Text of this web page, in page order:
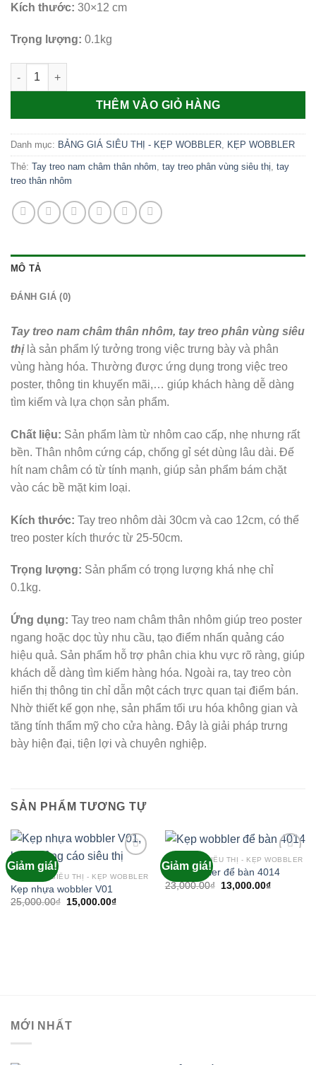
Kích thước: 30×12 cm
Trọng lượng: 0.1kg
Tay treo nam châm thân nhôm, tay treo phân vùng siêu thị số
THÊM VÀO GIỎ HÀNG
Danh mục: BẢNG GIÁ SIÊU THỊ - KẸP WOBBLER, KẸP WOBBLER
Thẻ: Tay treo nam châm thân nhôm, tay treo phân vùng siêu thị, tay
treo thân nhôm
MÔ TẢ
ĐÁNH GIÁ (0)
Tay treo nam châm thân nhôm, tay treo phân vùng siêu
thịlà sản phẩm lý tưởng trong việc trưng bày và phân
vùng hàng hóa. Thường được ứng dụng trong việc treo
poster, thông tin khuyến mãi,… giúp khách hàng dễ dàng
tìm kiếm và lựa chọn sản phẩm.
Chất liệu: Sản phẩm làm từ nhôm cao cấp, nhẹ nhưng rất
bền. Thân nhôm cứng cáp, chống gỉ sét dùng lâu dài. Đế
hít nam châm có từ tính mạnh, giúp sản phẩm bám chặt
vào các bề mặt kim loại.
Kích thước: Tay treo nhôm dài 30cm và cao 12cm, có thể
treo poster kích thước từ 25-50cm.
Trọng lượng: Sản phẩm có trọng lượng khá nhẹ chỉ
0.1kg.
Ứng dụng: Tay treo nam châm thân nhôm giúp treo poster
ngang hoặc dọc tùy nhu cầu, tạo điểm nhấn quảng cáo
hiệu quả. Sản phẩm hỗ trợ phân chia khu vực rõ ràng, giúp
khách dễ dàng tìm kiếm hàng hóa. Ngoài ra, tay treo còn
hiển thị thông tin chỉ dẫn một cách trực quan tại điểm bán.
Nhờ thiết kế gọn nhẹ, sản phẩm tối ưu hóa không gian và
tăng tính thẩm mỹ cho cửa hàng. Đây là giải pháp trưng
bày hiện đại, tiện lợi và chuyên nghiệp.
SẢN PHẨM TƯƠNG TỰ
Giảm giá!
wishlist
BẢNG GIÁ SIÊU THỊ - KẸP WOBBLER
Kẹp nhựa wobbler V01
25,000.00₫
Giá
15,000.00₫Giá
Giảm giá!
wishlist
BẢNG GIÁ SIÊU THỊ - KẸP WOBBLER
Kẹp wobbler để bàn 4014
23,000.00₫
Giá
gốc
13,000.00₫Giá
MỚI NHẤT